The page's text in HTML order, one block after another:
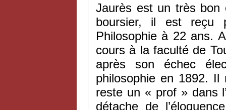
Jaurès est un très bon
boursier, il est reçu
Philosophie à 22 ans.
cours à la faculté de
après son échec
philosophie en 1892. Il
reste un « prof » dans
détache de